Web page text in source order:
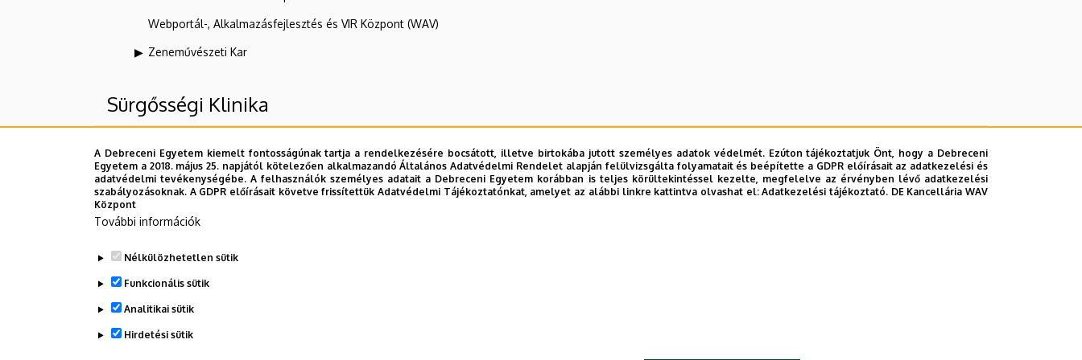
Webportál-, Alkalmazásfejlesztés és VIR Központ (WAV)
Zeneművészeti Kar
Sürgősségi Klinika
Felettes szervezeti egységek
Debreceni Egyetem
Klinikák
Dolgozói adatmódosítás igénylése a DE telefonkönyvében
A Debreceni Egyetem kiemelt fontosságúnak tartja a rendelkezésére bocsátott, illetve birtokába jutott személyes adatok védelmét. Ezúton tájékoztatjuk Önt, hogy a Debreceni
Egyetem a 2018. május 25. napjától kötelezően alkalmazandó Általános Adatvédelmi Rendelet alapján felülvizsgálta folyamatait és beépítette a GDPR előírásait az adatkezelési és
adatvédelmi tevékenységébe. A felhasználók személyes adatait a Debreceni Egyetem korábban is teljes körültekintéssel kezelte, megfelelve az érvényben lévő adatkezelési
szabályozásoknak. A GDPR előírásait követve frissítettük Adatvédelmi Tájékoztatónkat, amelyet az alábbi linkre kattintva olvashat el:Adatkezelési tájékoztató. DE Kancellária WAV
Központ
További információk
Nélkülözhetetlen sütik
Funkcionális sütik
Analitikai sütik
Hirdetési sütik